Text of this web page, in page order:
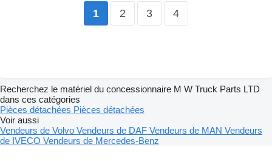
1 2 3 4
Recherchez le matériel du concessionnaire M W Truck Parts LTD
dans ces catégories
Pièces détachées Pièces détachées
Voir aussi
Vendeurs de Volvo Vendeurs de DAF Vendeurs de MAN Vendeurs
de IVECO Vendeurs de Mercedes-Benz